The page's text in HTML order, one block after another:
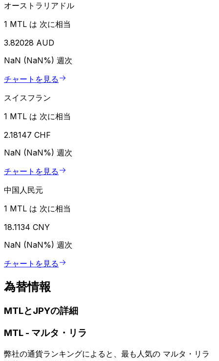
オーストラリアドル
1 MTL は 次に相当
3.82028 AUD
NaN (NaN%) 週次
チャートを見る
スイスフラン
1 MTL は 次に相当
2.18147 CHF
NaN (NaN%) 週次
チャートを見る
中国人民元
1 MTL は 次に相当
18.1134 CNY
NaN (NaN%) 週次
チャートを見る
為替情報
MTLとJPYの詳細
MTL - マルタ・リラ
弊社の通貨ランキングによると、最も人気の マルタ・リラ